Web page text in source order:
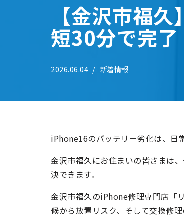
【金沢市福
短30分で完了
2026.06.04 新着情報
iPhone16のバッテリー劣化は、日
金沢市福久にお住まいの皆さまは、
決できます。
金沢市福久のiPhone修理専門店「
候から放置リスク、そして交換修